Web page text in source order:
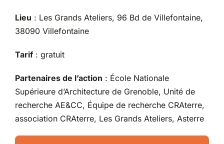
Lieu : Les Grands Ateliers, 96 Bd de Villefontaine,
38090 Villefontaine
Tarif: gratuit
Partenaires de l’action : École Nationale
Supérieure d’Architecture de Grenoble, Unité de
recherche AE&CC, Équipe de recherche CRAterre,
association CRAterre, Les Grands Ateliers, Asterre